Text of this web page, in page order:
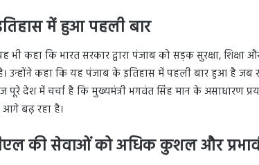
में हुआ पहली बार
भी कहा कि भारत सरकार द्वारा पंजाब को सड़क सुरक्षा, शिक्षा
उन्होंने कहा कि यह पंजाब के इतिहास में पहली बार हुआ है जब
देश में चर्चा है कि मुख्यमंत्री भगवंत सिंह मान के असाधारण
बढ़ रहा है।
की सेवाओं को अधिक कुशल और